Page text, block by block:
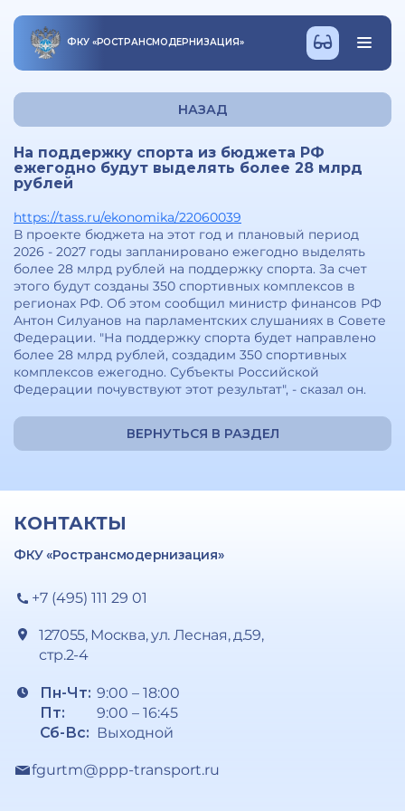
ФКУ «РОСТРАНСМОДЕРНИЗАЦИЯ»
НАЗАД
На поддержку спорта из бюджета РФ
ежегодно будут выделять более 28 млрд
рублей
https://tass.ru/ekonomika/22060039
В проекте бюджета на этот год и плановый период
2026 - 2027 годы запланировано ежегодно выделять
более 28 млрд рублей на поддержку спорта. За счет
этого будут созданы 350 спортивных комплексов в
регионах РФ. Об этом сообщил министр финансов РФ
Антон Силуанов на парламентских слушаниях в Совете
Федерации. "На поддержку спорта будет направлено
более 28 млрд рублей, создадим 350 спортивных
комплексов ежегодно. Субъекты Российской
Федерации почувствуют этот результат", - сказал он.
ВЕРНУТЬСЯ В РАЗДЕЛ
КОНТАКТЫ
ФКУ «Ространсмодернизация»
+7 (495) 111 29 01
127055, Москва, ул. Лесная, д.59,
стр.2-4
Пн-Чт:
Пт:
Сб-Вс:
9:00 – 18:00
9:00 – 16:45
Выходной
fgurtm@ppp-transport.ru